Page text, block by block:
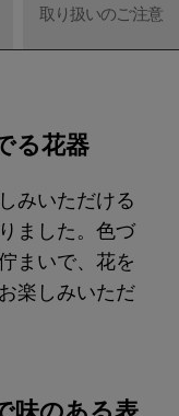
取り扱いのご注意
る花器
みいただける
ました。色づ
まいで、花を
楽しみいただ